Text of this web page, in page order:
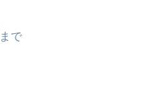
まで